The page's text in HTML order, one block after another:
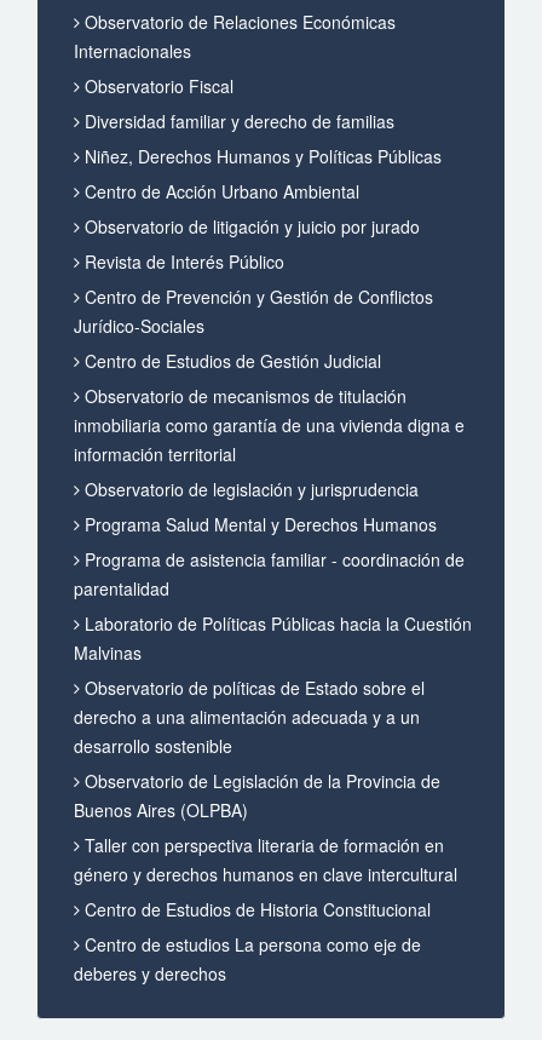
Observatorio de Relaciones Económicas
Internacionales
Observatorio Fiscal
Diversidad familiar y derecho de familias
Niñez, Derechos Humanos y Políticas Públicas
Centro de Acción Urbano Ambiental
Observatorio de litigación y juicio por jurado
Revista de Interés Público
Centro de Prevención y Gestión de Conflictos
Jurídico-Sociales
Centro de Estudios de Gestión Judicial
Observatorio de mecanismos de titulación
inmobiliaria como garantía de una vivienda digna e
información territorial
Observatorio de legislación y jurisprudencia
Programa Salud Mental y Derechos Humanos
Programa de asistencia familiar - coordinación de
parentalidad
Laboratorio de Políticas Públicas hacia la Cuestión
Malvinas
Observatorio de políticas de Estado sobre el
derecho a una alimentación adecuada y a un
desarrollo sostenible
Observatorio de Legislación de la Provincia de
Buenos Aires (OLPBA)
Taller con perspectiva literaria de formación en
género y derechos humanos en clave intercultural
Centro de Estudios de Historia Constitucional
Centro de estudios La persona como eje de
deberes y derechos